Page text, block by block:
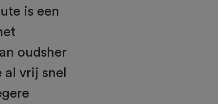
is een
oudsher
vrij snel